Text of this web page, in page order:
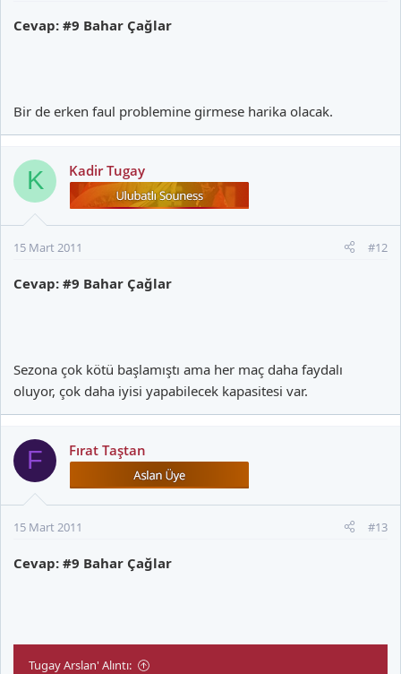
Cevap: #9 Bahar Çağlar
Bir de erken faul problemine girmese harika olacak.
K Kadir Tugay
15 Mart 2011 #12
Cevap: #9 Bahar Çağlar
Sezona çok kötü başlamıştı ama her maç daha faydalı
oluyor, çok daha iyisi yapabilecek kapasitesi var.
F Fırat Taştan
15 Mart 2011 #13
Cevap: #9 Bahar Çağlar
Tugay Arslan' Alıntı: